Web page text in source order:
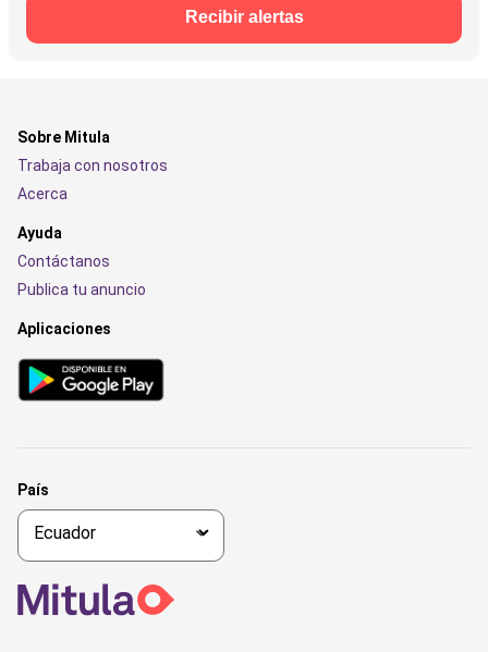
Recibir alertas
Sobre Mitula
Trabaja con nosotros
Acerca
Ayuda
Contáctanos
Publica tu anuncio
Aplicaciones
País